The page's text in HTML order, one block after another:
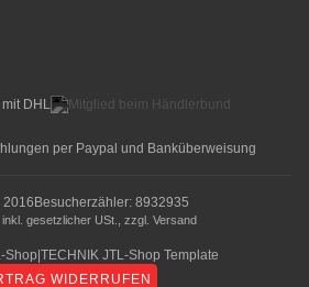
Besucherzähler: 8932935
gesetzlicher USt., zzgl. Versand
Shop TECHNIK JTL-Shop Template
WIDERRUFEN